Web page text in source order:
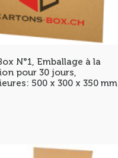
N°1, Emballage à la
pour 30 jours,
500 x 300 x 350 mm